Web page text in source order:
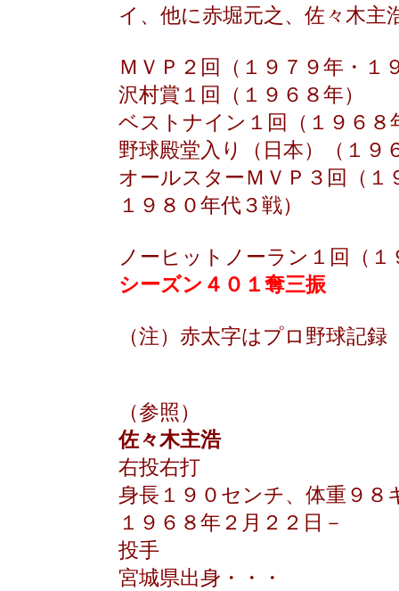
イ、他に赤堀元之、佐々木主
ＭＶＰ２回（１９７９年・１
沢村賞１回（１９６８年）
ベストナイン１回（１９６８
野球殿堂入り（日本）（１９
オールスターＭＶＰ３回（１
１９８０年代３戦）
ノーヒットノーラン１回（
シーズン４０１奪三振
（注）赤太字はプロ野球記録
（参照）
佐々木主浩
右投右打
身長１９０センチ、体重９８
１９６８年２月２２日－
投手
宮城県出身・・・